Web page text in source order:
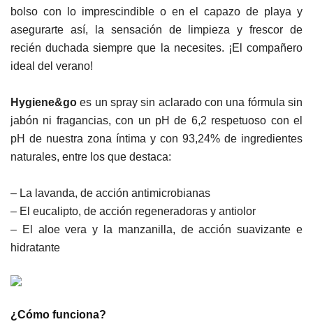
bolso con lo imprescindible o en el capazo de playa y
asegurarte así, la sensación de limpieza y frescor de
recién duchada siempre que la necesites. ¡El compañero
ideal del verano!
Hygiene&go es un spray sin aclarado con una fórmula sin
jabón ni fragancias, con un pH de 6,2 respetuoso con el
pH de nuestra zona íntima y con 93,24% de ingredientes
naturales, entre los que destaca:
– La lavanda, de acción antimicrobianas
– El eucalipto, de acción regeneradoras y antiolor
– El aloe vera y la manzanilla, de acción suavizante e
hidratante
¿Cómo funciona?